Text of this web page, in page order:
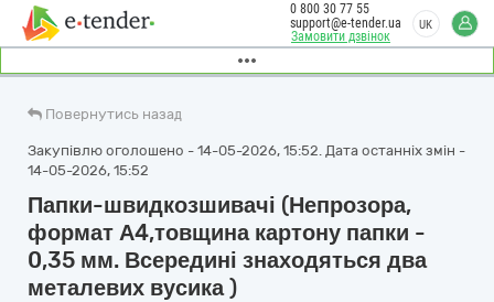
Замовити дзвінок
0 800 30 77 55
support@e-tender.ua
UK
Повернутись назад
Закупівлю оголошено - 14-05-2026, 15:52. Дата останніх змін -
14-05-2026, 15:52
Папки-швидкозшивачі (Непрозора,
формат А4,товщина картону папки -
0,35 мм. Всередині знаходяться два
металевих вусика )